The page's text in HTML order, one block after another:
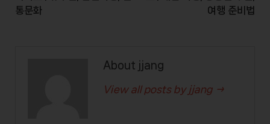
통문화
여행 준비법
About jjang
View all posts by jjang →